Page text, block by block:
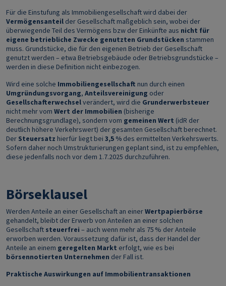
Für die Einstufung als Immobiliengesellschaft wird dabei der
Vermögensanteil der Gesellschaft maßgeblich sein, wobei der
überwiegende Teil des Vermögens bzw der Einkünfte aus nicht für
eigene betriebliche Zwecke genutzten Grundstücken stammen
muss. Grundstücke, die für den eigenen Betrieb der Gesellschaft
genutzt werden – etwa Betriebsgebäude oder Betriebsgrundstücke –
werden in diese Definition nicht einbezogen.
Wird eine solche Immobiliengesellschaft nun durch einen
Umgründungsvorgang, Anteilsvereinigung oder
Gesellschafterwechselverändert, wird die Grunderwerbsteuer
nicht mehr vom Wert der Immobilien (bisherige
Berechnungsgrundlage), sondern vom gemeinen Wert (idR der
deutlich höhere Verkehrswert) der gesamten Gesellschaft berechnet.
Der Steuersatz hierfür liegt bei 3,5 % des ermittelten Verkehrswerts.
Sofern daher noch Umstrukturierungen geplant sind, ist zu empfehlen,
diese jedenfalls noch vor dem 1.7.2025 durchzuführen.
Börseklausel
Werden Anteile an einer Gesellschaft an einerWertpapierbörse
gehandelt, bleibt der Erwerb von Anteilen an einer solchen
Gesellschaft steuerfrei – auch wenn mehr als 75 % der Anteile
erworben werden. Voraussetzung dafür ist, dass der Handel der
Anteile an einem geregelten Markt erfolgt, wie es bei
börsennotierten Unternehmen der Fall ist.
Praktische Auswirkungen auf Immobilientransaktionen